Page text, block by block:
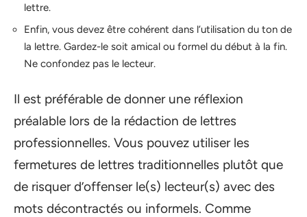
lettre.
Enfin, vous devez être cohérent dans l’utilisation du ton de
la lettre. Gardez-le soit amical ou formel du début à la fin.
Ne confondez pas le lecteur.
Il est préférable de donner une réflexion
préalable lors de la rédaction de lettres
professionnelles. Vous pouvez utiliser les
fermetures de lettres traditionnelles plutôt que
de risquer d’offenser le(s) lecteur(s) avec des
mots décontractés ou informels. Comme